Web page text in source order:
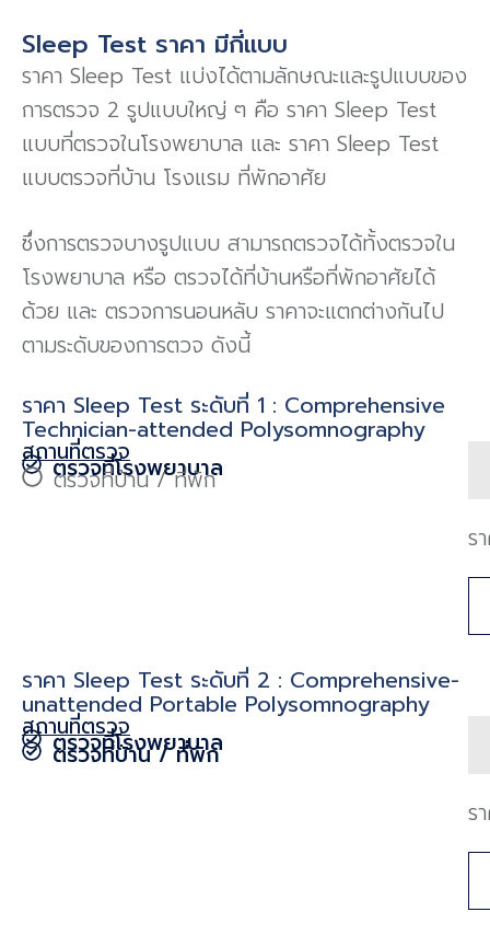
Sleep Test ราคา มีกี่แบบ
ราคา Sleep Test แบ่งได้ตามลักษณะและรูปแบบของ
การตรวจ 2 รูปแบบใหญ่ ๆ คือ ราคา Sleep Test
แบบที่ตรวจในโรงพยาบาล และ ราคา Sleep Test
แบบตรวจที่บ้าน โรงแรม ที่พักอาศัย
ซึ่งการตรวจบางรูปแบบ สามารถตรวจได้ทั้งตรวจใน
โรงพยาบาล หรือ ตรวจได้ที่บ้านหรือที่พักอาศัยได้
ด้วย และ ตรวจการนอนหลับ ราคาจะแตกต่างกันไป
ตามระดับของการตวจ ดังนี้
ราคา Sleep Test ระดับที่ 1 : Comprehensive
Technician-attended Polysomnography
สถานที่ตรวจ
ตรวจที่โรงพยาบาล
ตรวจที่บ้าน / ที่พัก
ร
ราคา Sleep Test ระดับที่ 2 : Comprehensive-
unattended Portable Polysomnography
สถานที่ตรวจ
ตรวจที่โรงพยาบาล
ตรวจที่บ้าน / ที่พัก
ร